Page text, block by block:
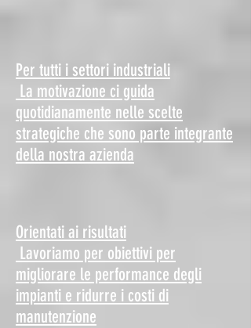
Per tutti i settori industriali
La motivazione ci guida
quotidianamente nelle scelte
strategiche che sono parte integrante
della nostra azienda
Orientati ai risultati
Lavoriamo per obiettivi per
migliorare le performance degli
impianti e ridurre i costi di
manutenzione